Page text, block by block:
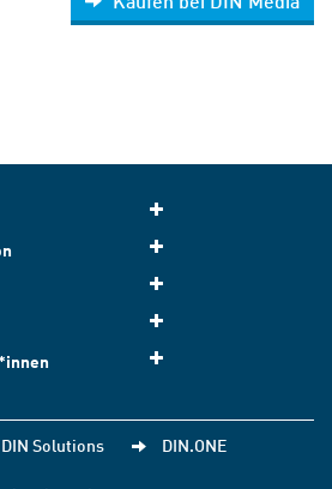
DIN Solutions DIN.ONE